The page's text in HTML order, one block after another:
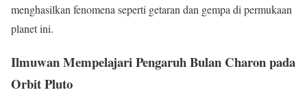
menghasilkan fenomena seperti getaran dan gempa di permukaan
planet ini.
Ilmuwan Mempelajari Pengaruh Bulan Charon pada
Orbit Pluto